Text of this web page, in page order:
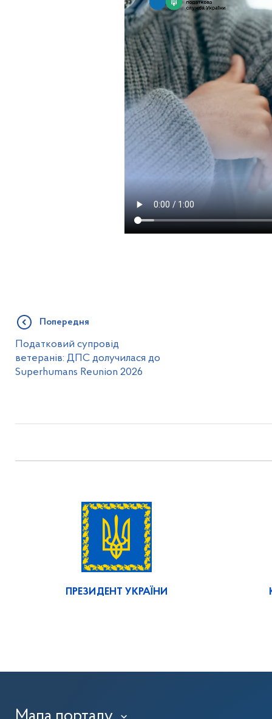
Попередня
Податковий супровід
ветеранів: ДПС долучилася до
Superhumans Reunion 2026
ПРЕЗИДЕНТ УКРАЇНИ
›